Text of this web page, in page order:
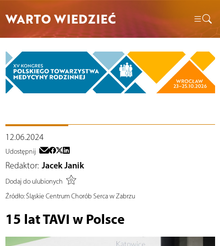
WARTO WIEDZIEĆ
12.06.2024
Udostępnij
Redaktor: Jacek Janik
Dodaj do ulubionych
Źródło:Śląskie Centrum Chorób Serca w Zabrzu
15 lat TAVI w Polsce